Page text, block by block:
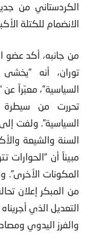
الكردستاني من
الانضمام للكتلة
من جانبه، أكد عضو
توران، أنه
السياسية”، معبّراً
تحررت من سيطرة
السياسية”. ولفت
السنة والشيعة
مبيناً أن “الحوارات
المكونات الأخرى”.
من المبكر إعلان
التعديل الذي
والفرز اليدوي